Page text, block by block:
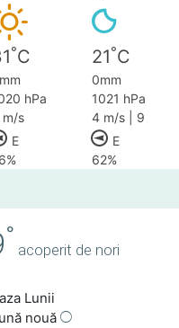
°C 21°C
0mm
hPa
1021 hPa
m/s
4 m/s | 9
E
E
62%
°
acoperit de nori
Lunii
nouă